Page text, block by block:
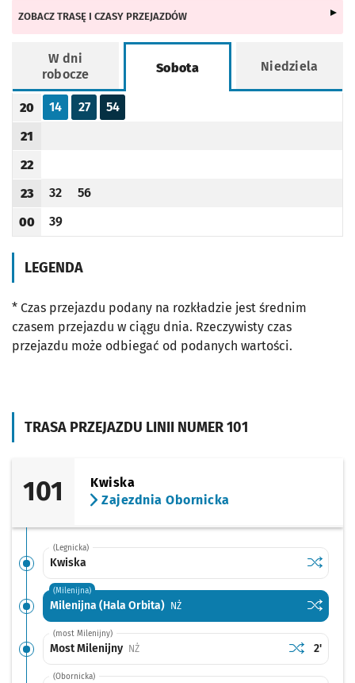
TRASA PRZEJAZDU LINII NUMER 101
101
Kwiska
Zajezdnia Obornicka
(Legnicka)
Kwiska Sprawdź
Kwiska
(Milenijna)
Milenijna (Hala Orbita) NŻPrzystanek na życzenie Sprawdź
(most Milenijny)
Most Milenijny NŻPrzystanek na życzenie Sprawdź
MostCzas
2'
(Obornicka)
ZOBACZ TRASĘ I CZASY PRZEJAZDÓW
W dni
robocze
Sobota Niedziela
Rozkład jazdy - Sobota
Godzina odjazdu
20
Odjazd
14
minut po godzinie 20
Odjazd
27
minut po godzinie 20
Odjazd
54
minut po godzinie 20
Godzina odjazdu
21
Godzina odjazdu
22
Godzina odjazdu
23
Odjazd
32
minut po godzinie 23
Odjazd
56
minut po godzinie 23
Godzina odjazdu
00
Odjazd
39
minut po godzinie 00
LEGENDA
* Czas przejazdu podany na rozkładzie jest średnim
czasem przejazdu w ciągu dnia. Rzeczywisty czas
przejazdu może odbiegać od podanych wartości.